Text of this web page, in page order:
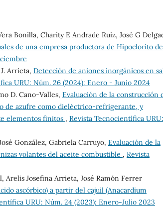
Bonilla, Charity E Andrade Ruiz, José G
de una empresa productora de Hipoclorito de
Arrieta, Detección de aniones inorgánicos en
URU: Núm. 26 (2024): Enero - Junio 2024
D. Cano-Valles, Evaluación de la construcción
de azufre como dieléctrico-refrigerante, y
elementos finitos , Revista Tecnocientífica URU:
González, Gabriela Carruyo, Evaluación de la
volantes del aceite combustible , Revista
Arelis Josefina Arrieta, José Ramón Ferrer
ascórbico) a partir del cajuil (Anacardium
URU: Núm. 24 (2023): Enero-Julio 2023